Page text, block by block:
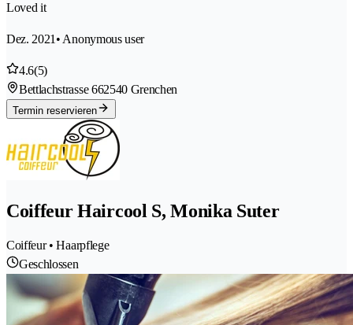
Loved it
Dez. 2021 • Anonymous user
4.6(5)
Bettlachstrasse 662540 Grenchen
Termin reservieren
Coiffeur Haircool S, Monika Suter
Coiffeur • Haarpflege
Geschlossen